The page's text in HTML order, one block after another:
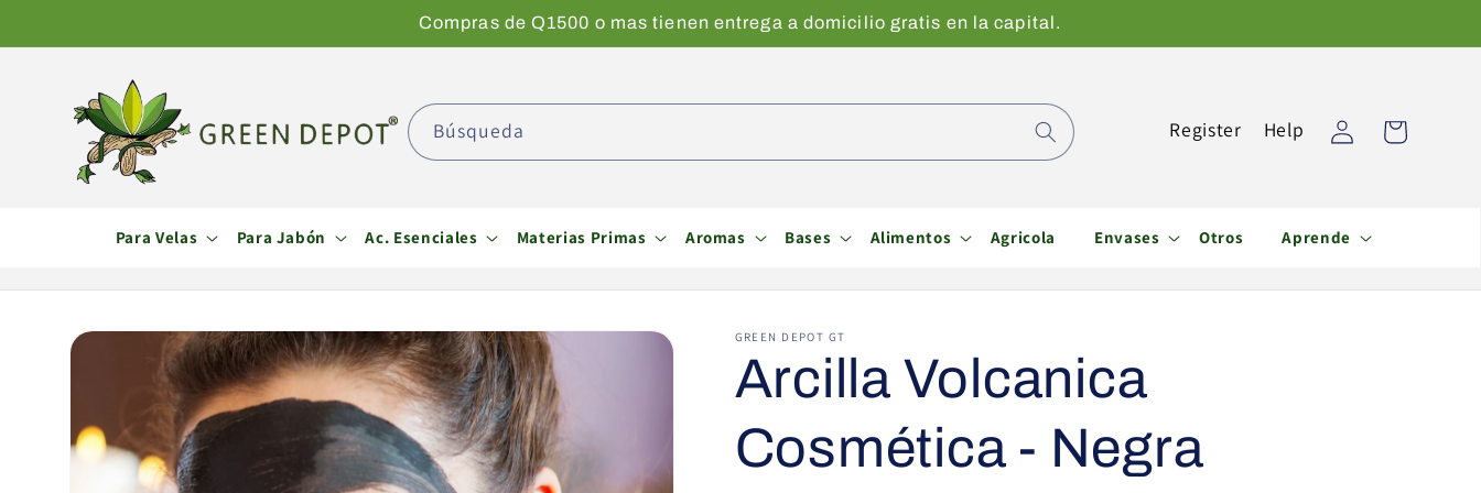
al contenido
Compras de Q1500 o mas tienen entrega a domicilio gratis en la capital.
Para Velas Para Jabón Ac. Esenciales Materias Primas Aromas Bases Alimentos Agricola Envases Otros Aprende
Búsqueda Register Help
Iniciar
sesión
Carrito
directamente
información
del producto
GREEN DEPOT GT
Arcilla Volcanica
Cosmética - Negra